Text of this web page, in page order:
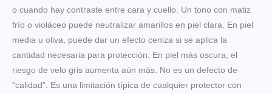
o cuando hay contraste entre cara y cuello. Un tono con matiz
frío o violáceo puede neutralizar amarillos en piel clara. En piel
media u oliva, puede dar un efecto ceniza si se aplica la
cantidad necesaria para protección. En piel más oscura, el
riesgo de velo gris aumenta aún más. No es un defecto de
“calidad”. Es una limitación típica de cualquier protector con